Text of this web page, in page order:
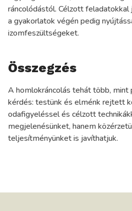
ráncolódástól. Célzott feladatokkal
a gyakorlatok végén pedig
izomfeszültségeket.
Összegzés
A homlokráncolás tehát több, mint
kérdés: testünk és elménk rejtett
odafigyeléssel és célzott
megjelenésünket, hanem
teljesítményünket is javíthatjuk.